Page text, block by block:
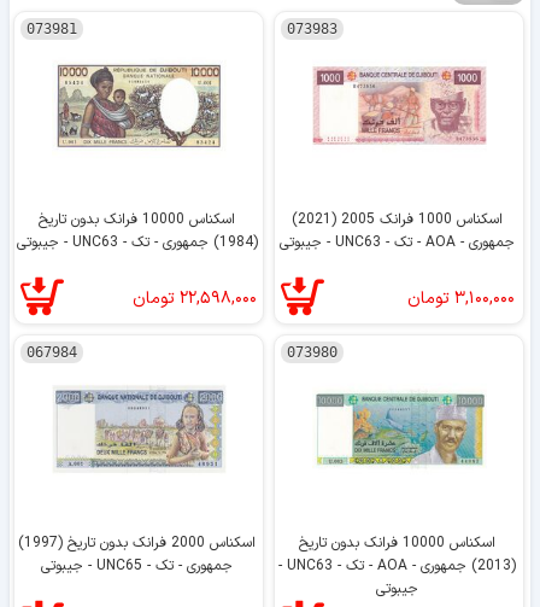
073983
اسکناس 1000 فرانک 2005 (2021)
جمهوری - AOA - تک - UNC63 - جیبوتی
۳,۱۰۰,۰۰۰تومان
073981
اسکناس 10000 فرانک بدون تاریخ
(1984) جمهوری - تک - UNC63 - جیبوتی
۲۲,۵۹۸,۰۰۰تومان
073980
اسکناس 10000 فرانک بدون تاریخ
(2013) جمهوری - AOA - تک - UNC63 -
جیبوتی
067984
اسکناس 2000 فرانک بدون تاریخ (1997)
جمهوری - تک - UNC65 - جیبوتی